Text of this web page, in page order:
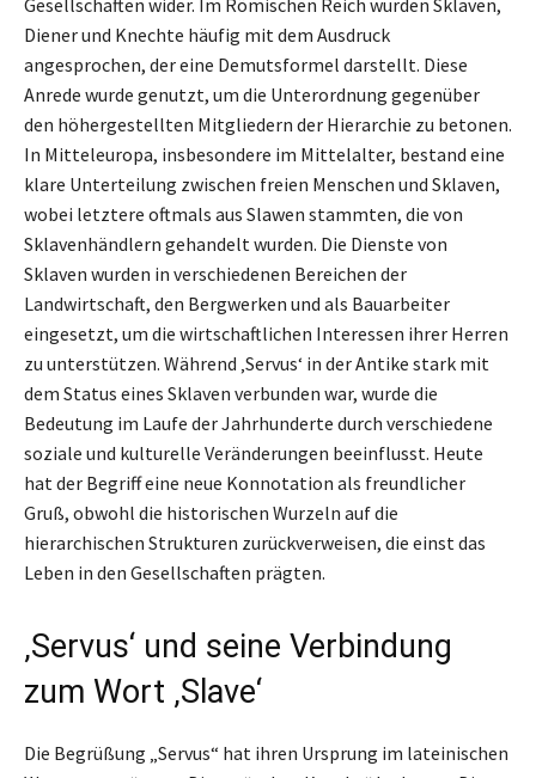
Diener und Knechte häufig mit dem Ausdruck
angesprochen, der eine Demutsformel darstellt. Diese
Anrede wurde genutzt, um die Unterordnung gegenüber
den höhergestellten Mitgliedern der Hierarchie zu betonen.
In Mitteleuropa, insbesondere im Mittelalter, bestand eine
klare Unterteilung zwischen freien Menschen und Sklaven,
wobei letztere oftmals aus Slawen stammten, die von
Sklavenhändlern gehandelt wurden. Die Dienste von
Sklaven wurden in verschiedenen Bereichen der
Landwirtschaft, den Bergwerken und als Bauarbeiter
eingesetzt, um die wirtschaftlichen Interessen ihrer Herren
zu unterstützen. Während ‚Servus‘ in der Antike stark mit
dem Status eines Sklaven verbunden war, wurde die
Bedeutung im Laufe der Jahrhunderte durch verschiedene
soziale und kulturelle Veränderungen beeinflusst. Heute
hat der Begriff eine neue Konnotation als freundlicher
Gruß, obwohl die historischen Wurzeln auf die
hierarchischen Strukturen zurückverweisen, die einst das
Leben in den Gesellschaften prägten.
‚Servus‘ und seine Verbindung
zum Wort ‚Slave‘
Die Begrüßung „Servus“ hat ihren Ursprung im lateinischen